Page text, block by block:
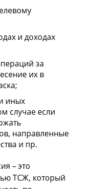
и доходах
за
их в
иных
случае если
направленные
и пр.
– это
ТСЖ, который